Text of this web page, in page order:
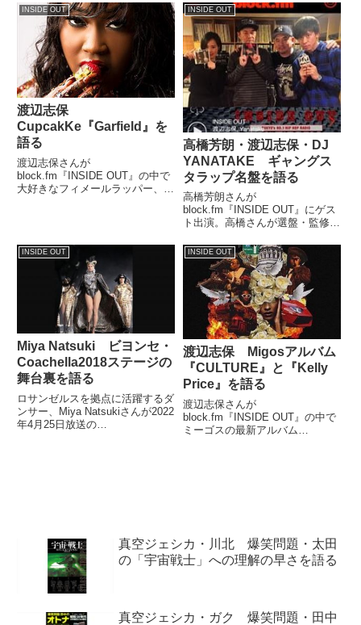
ーフタイムショーについてトー
ク。ドクター・ドレー、スヌー
プ・ドッグ、メアリー・J・ブラ
イジ、エミネム、ケンドリック・
ラマーらのパフォーマンスについ
て話していました。
のね、幸せな、おめでたいニュー
スがあっちゃこっちゃでささやか
れてますけども。ビヨンセさん
が...
INSIDE OUT
渡辺志保
CupcakKe『Garfield』を
語る
渡辺志保さんが
block.fm『INSIDE OUT』の中で
大好きなフィメールラッパー、
INSIDE OUT
高橋芳朗・渡辺志保・DJ
YANATAKE ギャングス
タラップ名盤を語る
高橋芳朗さんが
block.fm『INSIDE OUT』にゲス
ト出演。高橋さんが選盤・監修し
ギャングスタラップ関連の名盤に
ついて、渡辺志保さん、DJ
YANATAKEさんとそれぞれ1枚ず
つチョイスして話し...
INSIDE OUT
Miya Natsuki ビヨンセ・
Coachella2018ステージの
舞台裏を語る
ロサンゼルスを拠点に活躍するダ
ンサー、Miya Natsukiさんが2022
年4月25日放送の
INSIDE OUT
渡辺志保 Migosアルバム
『CULTURE』と『Kelly
Price』を語る
渡辺志保さんが
block.fm『INSIDE OUT』の中で
ミーゴスの最新アルバム
真空ジェシカ・川北 爆笑問題・太田
の「宇宙戦士」への理解の早さを語る
真空ジェシカ・ガク 爆笑問題・田中